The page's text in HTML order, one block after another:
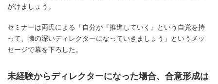
がけましょう。
セミナーは両氏による「自分が『推進していく』という自覚を持
って、懐の深いディレクターになっていきましょう」というメッ
セージで幕を下ろした。
未経験からディレクターになった場合、合意形成は